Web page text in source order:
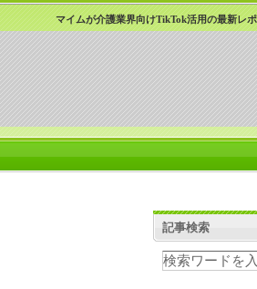
マイムが介護業界向けTikTok活用の最新レ
記事検索